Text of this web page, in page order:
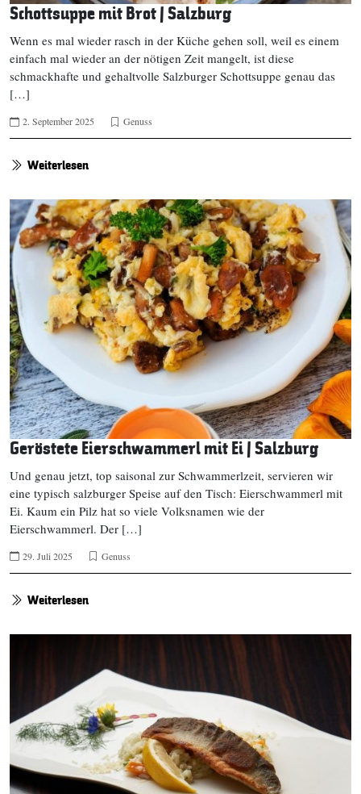
Schottsuppe mit Brot | Salzburg
Wenn es mal wieder rasch in der Küche gehen soll, weil es einem
einfach mal wieder an der nötigen Zeit mangelt, ist diese
schmackhafte und gehaltvolle Salzburger Schottsuppe genau das
[…]
2. September 2025 Genuss
Weiterlesen
Geröstete Eierschwammerl mit Ei | Salzburg
Und genau jetzt, top saisonal zur Schwammerlzeit, servieren wir
eine typisch salzburger Speise auf den Tisch: Eierschwammerl mit
Ei. Kaum ein Pilz hat so viele Volksnamen wie der
Eierschwammerl. Der […]
29. Juli 2025 Genuss
Weiterlesen